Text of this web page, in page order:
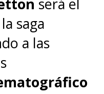
saga
a las